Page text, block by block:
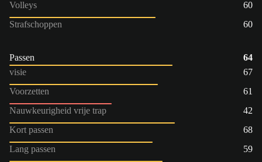
Volleys
60
Strafschoppen
60
Passen
64
visie
67
Voorzetten
61
Nauwkeurigheid vrije trap
42
Kort passen
68
Lang passen
59